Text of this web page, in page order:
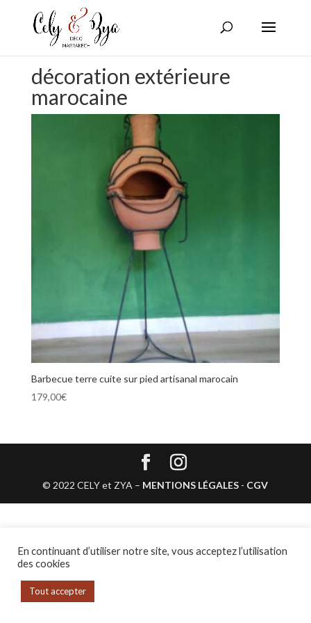
décoration extérieure
marocaine
Barbecue terre cuite sur pied artisanal marocain
179,00€
© 2022 CELY et ZYA – MENTIONS LÉGALES - CGV
En continuant d’utiliser notre site, vous acceptez l’utilisation
des cookies
Tout accepter